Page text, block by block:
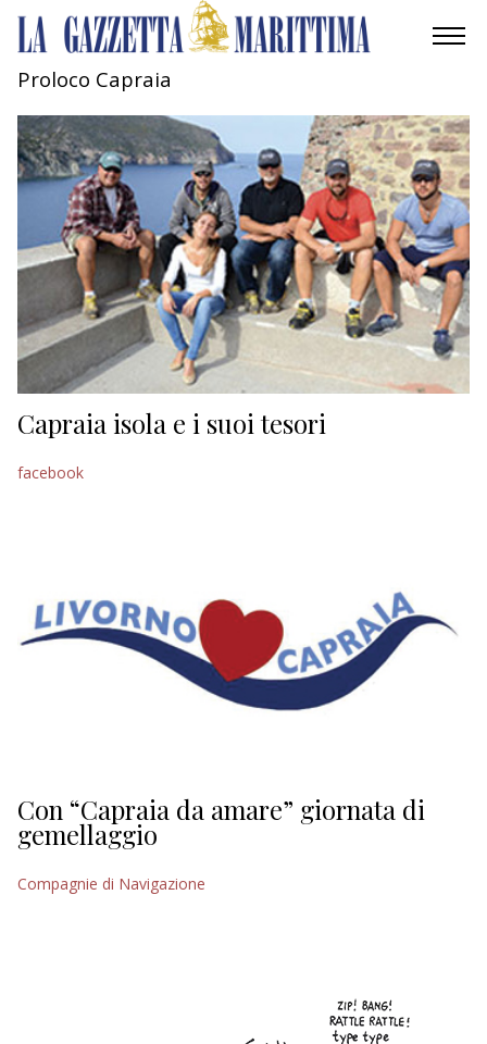
MOBILITÀ
INDUSTRIA
RICERCA
ECONOMIA
TURISMO
CULTURA
NAUTICA
Proloco Capraia
Capraia isola e i suoi tesori
facebook
Con “Capraia da amare” giornata di
gemellaggio
Compagnie di Navigazione